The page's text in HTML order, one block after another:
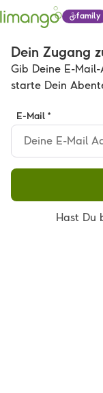
family
Dein Zugang
Gib Deine E-
starte Dein
E-Mail *
Hast Du